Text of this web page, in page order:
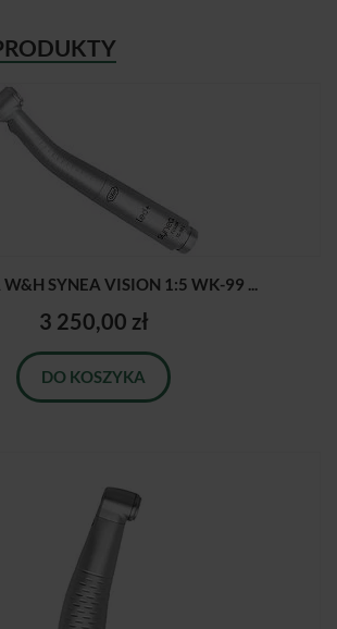
SYNEA VISION 1:5 WK-99 ...
3 250,00 zł
DO KOSZYKA